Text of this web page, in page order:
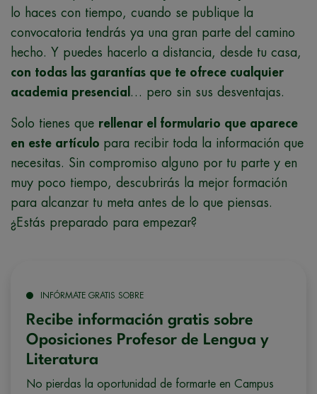
lo haces con tiempo, cuando se publique la
convocatoria tendrás ya una gran parte del camino
hecho. Y puedes hacerlo a distancia, desde tu casa,
con todas las garantías que te ofrece cualquier
academia presencial … pero sin sus desventajas.
Solo tienes que rellenar el formulario que aparece
en este artículo para recibir toda la información que
necesitas. Sin compromiso alguno por tu parte y en
muy poco tiempo, descubrirás la mejor formación
para alcanzar tu meta antes de lo que piensas.
¿Estás preparado para empezar?
INFÓRMATE GRATIS SOBRE
Recibe información gratis sobre
Oposiciones Profesor de Lengua y
Literatura
No pierdas la oportunidad de formarte en Campus